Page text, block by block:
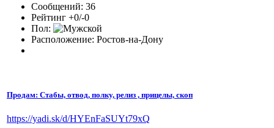
Сообщений: 36
Рейтинг +0/-0
Пол:
Расположение: Ростов-на-Дону
Продам: Стабы, отвод, полку, релиз , прицелы, скоп
https://yadi.sk/d/HYEnFaSUYt79xQ